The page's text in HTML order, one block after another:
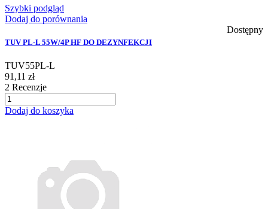
Szybki podgląd
Dodaj do porównania
Dostępny
TUV PL-L 55W/4P HF DO DEZYNFEKCJI
TUV55PL-L
91,11 zł
2 Recenzje
Dodaj do koszyka